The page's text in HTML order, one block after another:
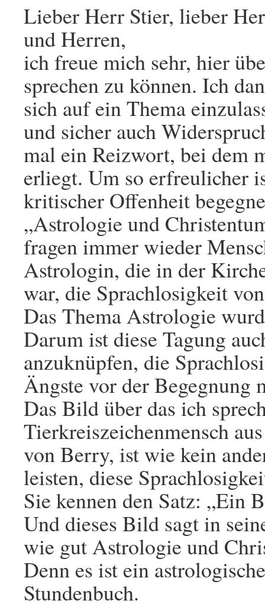
Lieber Herr Stier, lieber
und Herren,
ich freue mich sehr, hier
sprechen zu können. Ich
sich auf ein Thema
und sicher auch
mal ein Reizwort, bei dem
erliegt. Um so erfreulicher
kritischer Offenheit
„Astrologie und
fragen immer wieder
Astrologin, die in der
war, die Sprachlosigkeit
Das Thema Astrologie
Darum ist diese Tagung
anzuknüpfen, die
Ängste vor der
Das Bild über das ich
Tierkreiszeichenmensch
von Berry, ist wie kein
leisten, diese
Sie kennen den Satz: „Ein
Und dieses Bild sagt in
wie gut Astrologie und
Denn es ist ein
Stundenbuch.